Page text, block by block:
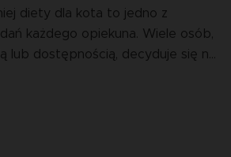
diety dla kota to jedno z
każdego opiekuna. Wiele osób,
lub dostępnością, decyduje się na
że nie jest to dobry wybór dla